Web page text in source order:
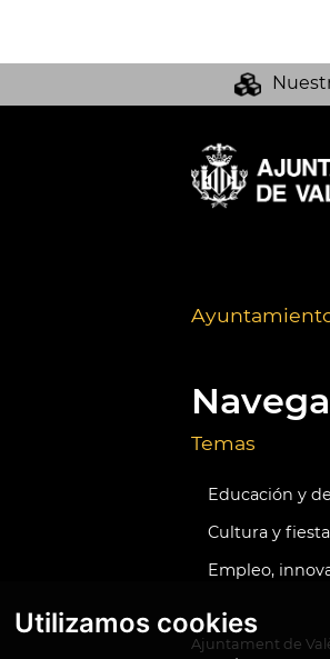
Utilizamos cookies
Temas
Educación y
Cultura y
Empleo,
Ajuntament de